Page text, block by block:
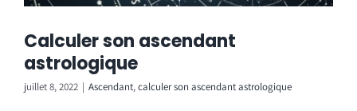
Calculer son ascendant
astrologique
juillet 8, 2022 | Ascendant,calculer son ascendant astrologique